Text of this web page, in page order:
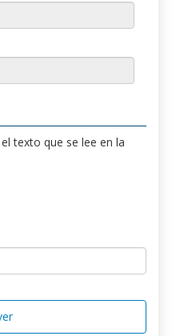
texto que se lee en la